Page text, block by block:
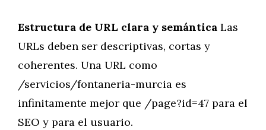
Estructura de URL clara y semántica Las
URLs deben ser descriptivas, cortas y
coherentes. Una URL como
/servicios/fontaneria-murcia es
infinitamente mejor que /page?id=47 para el
SEO y para el usuario.